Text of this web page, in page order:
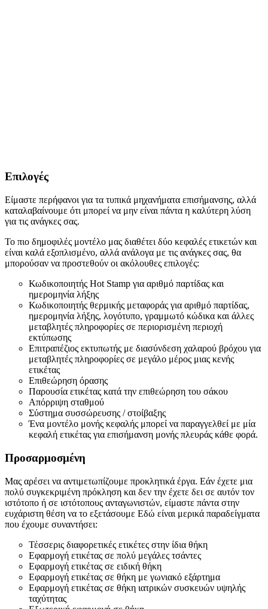
Επιλογές
Είμαστε περήφανοι για τα τυπικά μηχανήματα επισήμανσης, αλλά
καταλαβαίνουμε ότι μπορεί να μην είναι πάντα η καλύτερη λύση
για τις ανάγκες σας.
Το πιο δημοφιλές μοντέλο μας διαθέτει δύο κεφαλές ετικετών και
είναι καλά εξοπλισμένο, αλλά ανάλογα με τις ανάγκες σας, θα
μπορούσαν να προστεθούν οι ακόλουθες επιλογές:
Κωδικοποιητής Hot Stamp για αριθμό παρτίδας και
ημερομηνία λήξης
Κωδικοποιητής θερμικής μεταφοράς για αριθμό παρτίδας,
ημερομηνία λήξης, λογότυπο, γραμμωτό κώδικα και άλλες
μεταβλητές πληροφορίες σε περιορισμένη περιοχή
εκτύπωσης
Επιτραπέζιος εκτυπωτής με διασύνδεση χαλαρού βρόχου για
μεταβλητές πληροφορίες σε μεγάλο μέρος μιας κενής
ετικέτας
Επιθεώρηση όρασης
Παρουσία ετικέτας κατά την επιθεώρηση του σάκου
Απόρριψη σταθμού
Σύστημα συσσώρευσης / στοίβαξης
Ένα μοντέλο μονής κεφαλής μπορεί να παραγγελθεί με μία
κεφαλή ετικέτας για επισήμανση μονής πλευράς κάθε φορά.
Προσαρμοσμένη
Μας αρέσει να αντιμετωπίζουμε προκλητικά έργα. Εάν έχετε μια
πολύ συγκεκριμένη πρόκληση και δεν την έχετε δει σε αυτόν τον
ιστότοπο ή σε ιστότοπους ανταγωνιστών, είμαστε πάντα στην
ευχάριστη θέση να το εξετάσουμε Εδώ είναι μερικά παραδείγματα
που έχουμε συναντήσει:
Τέσσερις διαφορετικές ετικέτες στην ίδια θήκη
Εφαρμογή ετικέτας σε πολύ μεγάλες τσάντες
Εφαρμογή ετικέτας σε ειδική θήκη
Εφαρμογή ετικέτας σε θήκη με γωνιακό εξάρτημα
Εφαρμογή ετικέτας σε θήκη ιατρικών συσκευών υψηλής
ταχύτητας